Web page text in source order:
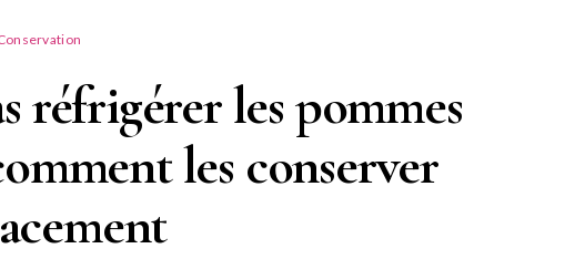
réfrigérer les pommes
les conserver